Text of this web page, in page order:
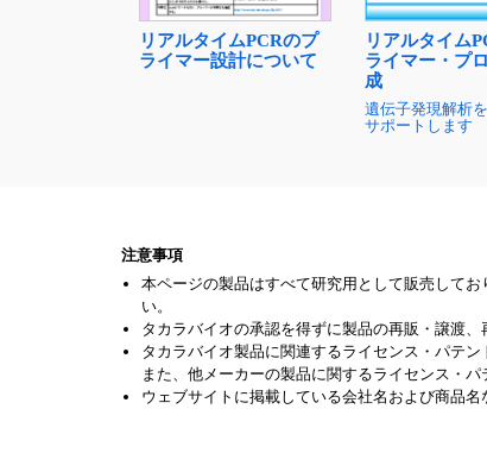
リアルタイムPCRのプ
ライマー設計について
リアルタイム
ライマー・プ
成
遺伝子発現解析
サポートします
注意事項
本ページの製品はすべて研究用として販売して
い。
タカラバイオの承認を得ずに製品の再販・譲渡
タカラバイオ製品に関連するライセンス・パテ
また、他メーカーの製品に関するライセンス・
ウェブサイトに掲載している会社名および商品